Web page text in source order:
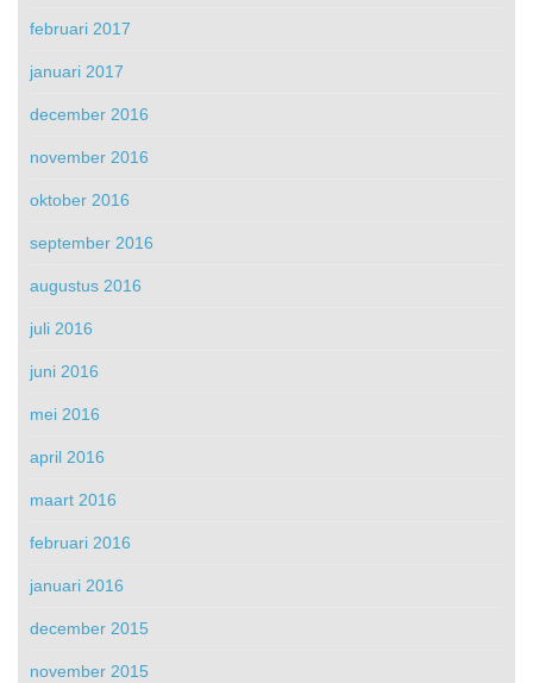
februari 2017
januari 2017
december 2016
november 2016
oktober 2016
september 2016
augustus 2016
juli 2016
juni 2016
mei 2016
april 2016
maart 2016
februari 2016
januari 2016
december 2015
november 2015